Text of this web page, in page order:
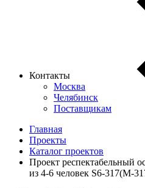
Контакты
Москва
Челябинск
Поставщикам
Главная
Проекты
Каталог проектов
Проект респектабельный
из 4-6 человек S6-317(M-